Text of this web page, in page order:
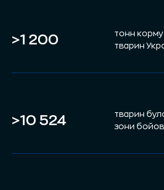
>1 200
тонн
тварин
>10 524
тварин
зони